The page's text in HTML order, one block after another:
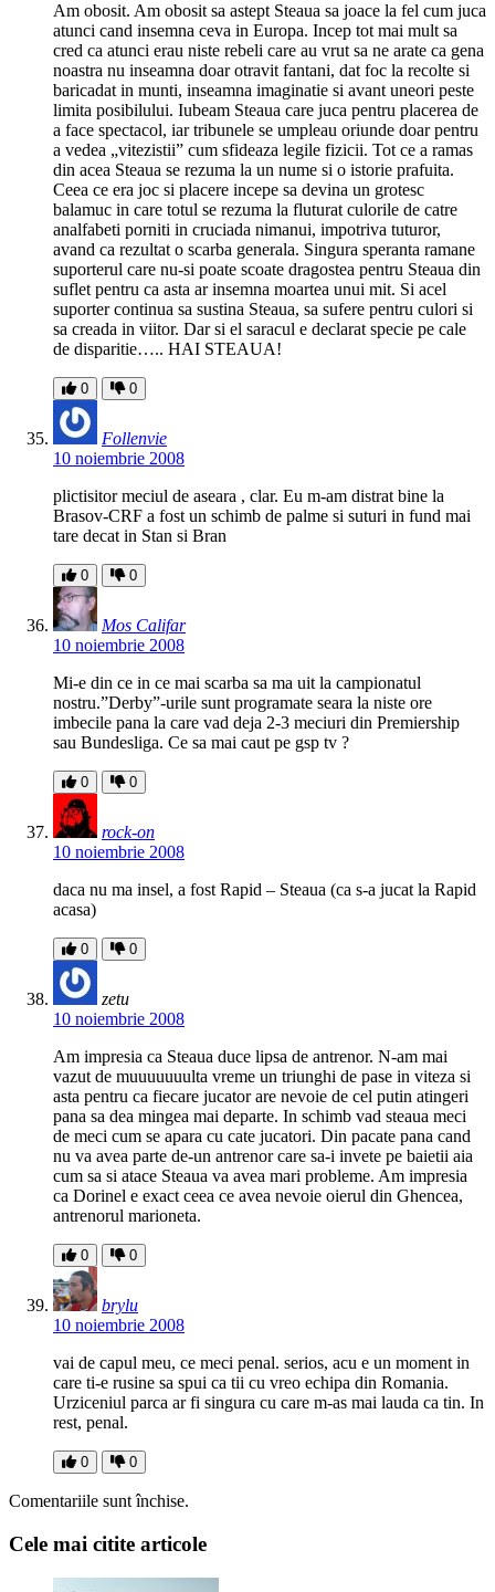
Am obosit. Am obosit sa astept Steaua sa joace la fel cum juca
atunci cand insemna ceva in Europa. Incep tot mai mult sa
cred ca atunci erau niste rebeli care au vrut sa ne arate ca gena
noastra nu inseamna doar otravit fantani, dat foc la recolte si
baricadat in munti, inseamna imaginatie si avant uneori peste
limita posibilului. Iubeam Steaua care juca pentru placerea de
a face spectacol, iar tribunele se umpleau oriunde doar pentru
a vedea „vitezistii” cum sfideaza legile fizicii. Tot ce a ramas
din acea Steaua se rezuma la un nume si o istorie prafuita.
Ceea ce era joc si placere incepe sa devina un grotesc
balamuc in care totul se rezuma la fluturat culorile de catre
analfabeti porniti in cruciada nimanui, impotriva tuturor,
avand ca rezultat o scarba generala. Singura speranta ramane
suporterul care nu-si poate scoate dragostea pentru Steaua din
suflet pentru ca asta ar insemna moartea unui mit. Si acel
suporter continua sa sustina Steaua, sa sufere pentru culori si
sa creada in viitor. Dar si el saracul e declarat specie pe cale
de disparitie….. HAI STEAUA!
0 0
Follenvie
10 noiembrie 2008
plictisitor meciul de aseara , clar. Eu m-am distrat bine la
Brasov-CRF a fost un schimb de palme si suturi in fund mai
tare decat in Stan si Bran
0 0
Mos Califar
10 noiembrie 2008
Mi-e din ce in ce mai scarba sa ma uit la campionatul
nostru.”Derby”-urile sunt programate seara la niste ore
imbecile pana la care vad deja 2-3 meciuri din Premiership
sau Bundesliga. Ce sa mai caut pe gsp tv ?
0 0
rock-on
10 noiembrie 2008
daca nu ma insel, a fost Rapid – Steaua (ca s-a jucat la Rapid
acasa)
0 0
zetu
10 noiembrie 2008
Am impresia ca Steaua duce lipsa de antrenor. N-am mai
vazut de muuuuuuulta vreme un triunghi de pase in viteza si
asta pentru ca fiecare jucator are nevoie de cel putin atingeri
pana sa dea mingea mai departe. In schimb vad steaua meci
de meci cum se apara cu cate jucatori. Din pacate pana cand
nu va avea parte de-un antrenor care sa-i invete pe baietii aia
cum sa si atace Steaua va avea mari probleme. Am impresia
ca Dorinel e exact ceea ce avea nevoie oierul din Ghencea,
antrenorul marioneta.
0 0
brylu
10 noiembrie 2008
vai de capul meu, ce meci penal. serios, acu e un moment in
care ti-e rusine sa spui ca tii cu vreo echipa din Romania.
Urziceniul parca ar fi singura cu care m-as mai lauda ca tin. In
rest, penal.
0 0
Comentariile sunt închise.
Cele mai citite articole